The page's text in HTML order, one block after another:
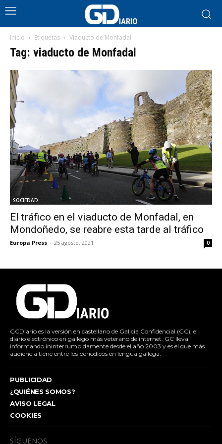
Inicio Etiquetas Viaducto de Monfadal
Tag: viaducto de Monfadal
SOCIEDAD
El tráfico en el viaducto de Monfadal, en
Mondoñedo, se reabre esta tarde al tráfico
Europa Press - 25 agosto, 2021 0
GCDiario es la versión en castellano de Galicia Confidencial (GC), el
diario electrónico en gallego más veterano de internet. GC lleva
informando ininterrumpidamente desde el año 2003 y es el que más
audiencia tiene entre los periódicos en lengua gallega.
PUBLICIDAD
¿QUIÉNES SOMOS?
AVISO LEGAL
COOKIES
SÍGUENOS